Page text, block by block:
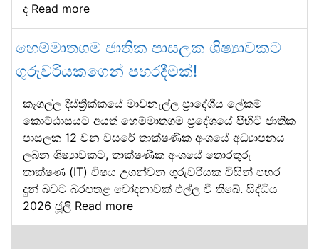
ද Read more
හෙම්මාතගම ජාතික පාසලක ශිෂ්‍යාවකට
ගුරුවරියකගෙන් පහරදීමක්!
කෑගල්ල දිස්ත්‍රික්කයේ මාවනැල්ල ප්‍රාදේශීය ලේකම්
කොට්ඨාසයට අයත් හෙම්මාතගම ප්‍රදේශයේ පිහිටි ජාතික
පාසලක 12 වන වසරේ තාක්ෂණික අංශයේ අධ්‍යාපනය
ලබන ශිෂ්‍යාවකට, තාක්ෂණික අංශයේ තොරතුරු
තාක්ෂණ (IT) විෂය උගන්වන ගුරුවරියක විසින් පහර
දුන් බවට බරපතළ චෝදනාවක් එල්ල වී තිබේ. සිද්ධිය
2026 ජූලි Read more